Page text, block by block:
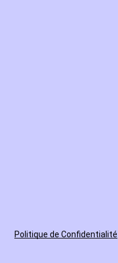
Politique de Confidentialité